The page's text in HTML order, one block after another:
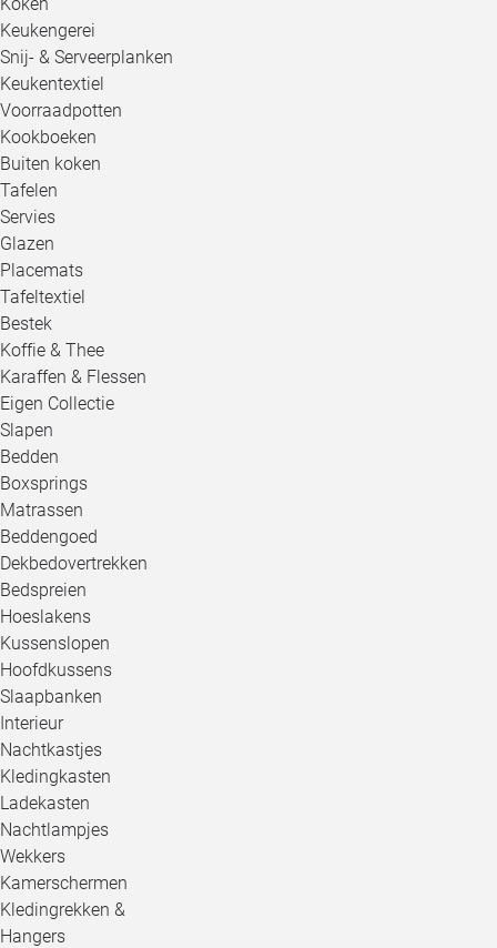
Keukengerei
Snij- & Serveerplanken
Keukentextiel
Voorraadpotten
Kookboeken
Buiten koken
Tafelen
Servies
Glazen
Placemats
Tafeltextiel
Bestek
Koffie & Thee
Karaffen & Flessen
Eigen Collectie
Slapen
Bedden
Boxsprings
Matrassen
Beddengoed
Dekbedovertrekken
Bedspreien
Hoeslakens
Kussenslopen
Hoofdkussens
Slaapbanken
Interieur
Nachtkastjes
Kledingkasten
Ladekasten
Nachtlampjes
Wekkers
Kamerschermen
Kledingrekken &
Hangers